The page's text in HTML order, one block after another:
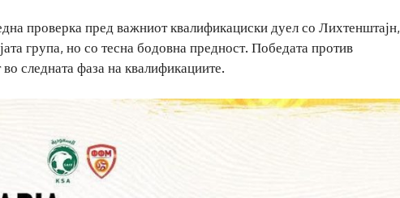
проверка пред важниот квалификациски дуел со Лихтенштајн,
група, но со тесна бодовна предност. Победата против
следната фаза на квалификациите.